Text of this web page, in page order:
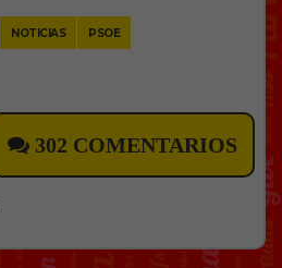
NOTICIAS PSOE
302 COMENTARIOS